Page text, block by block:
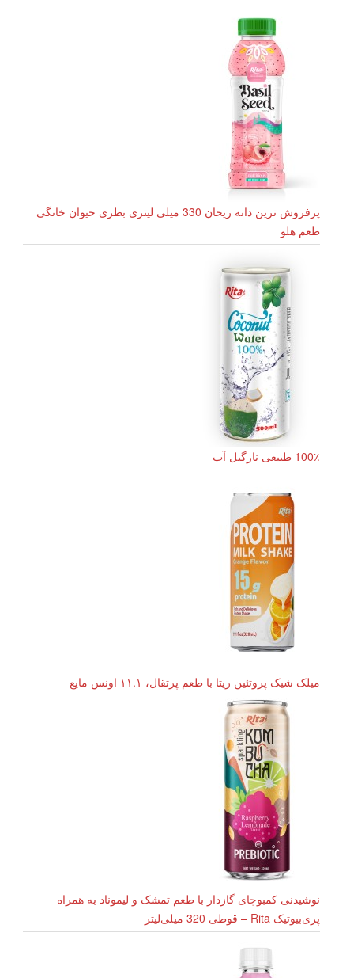
پرفروش ترین دانه ریحان 330 میلی لیتری بطری حیوان خانگی
طعم هلو
100٪ طبیعی نارگیل آب
میلک شیک پروتئین ریتا با طعم پرتقال، ۱۱.۱ اونس مایع
نوشیدنی کمبوچای گازدار با طعم تمشک و لیموناد به همراه
پری‌بیوتیک Rita – قوطی 320 میلی‌لیتر